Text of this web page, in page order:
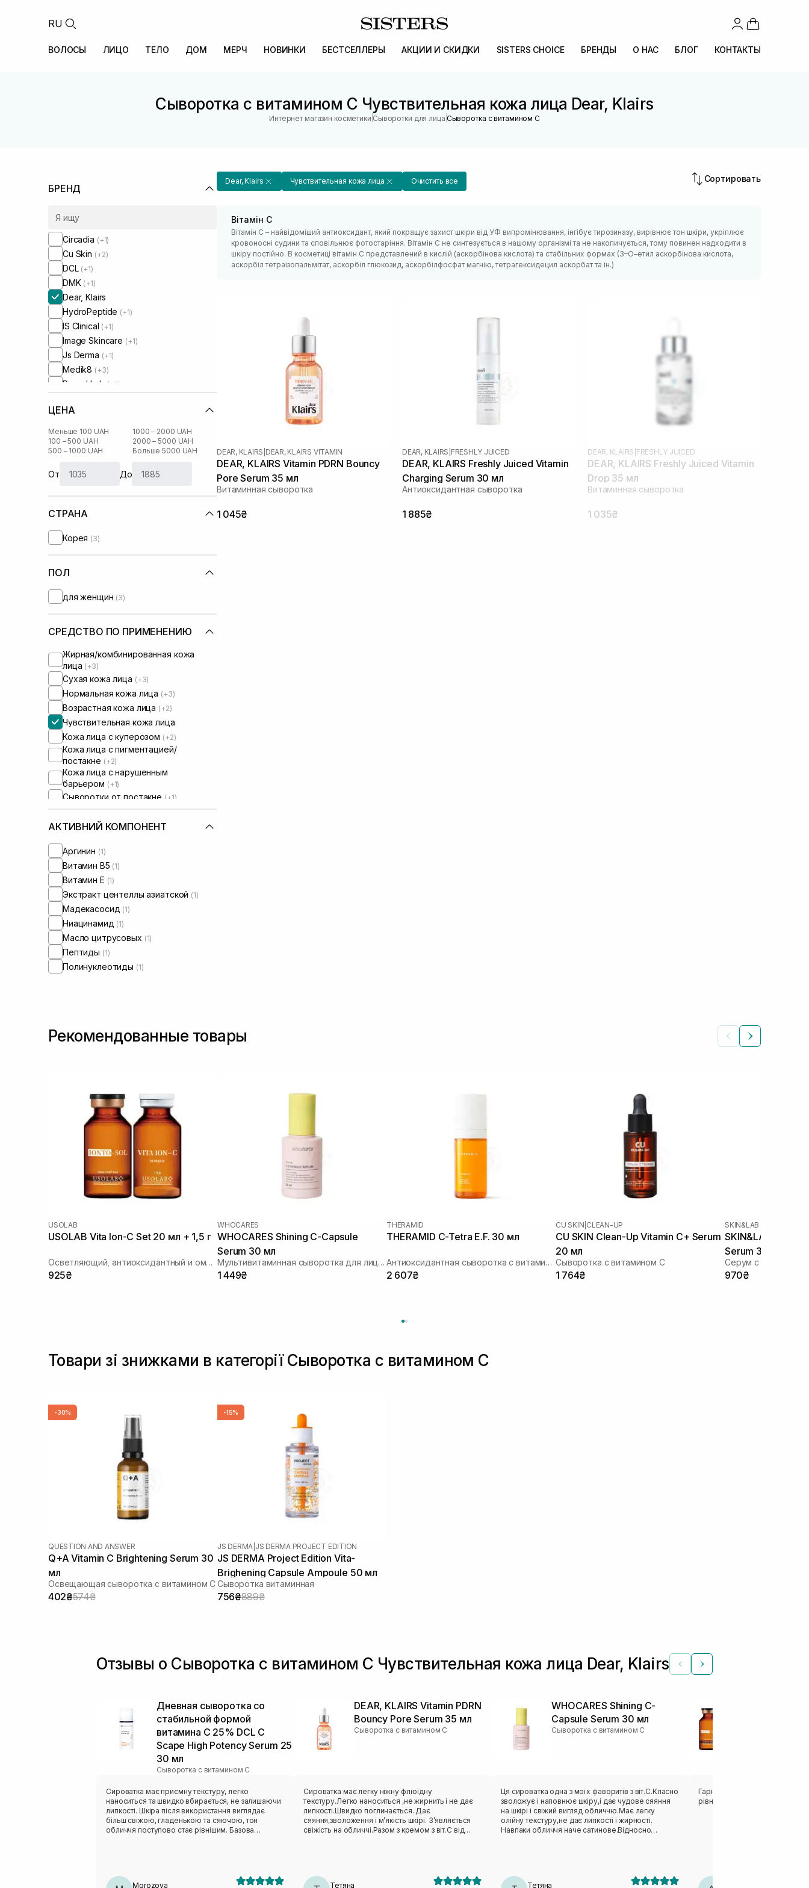
RU
ВОЛОСЫ ЛИЦО ТЕЛО ДОМ МЕРЧ НОВИНКИ БЕСТСЕЛЛЕРЫ АКЦИИ И СКИДКИ SISTERS CHOICE БРЕНДЫ О НАС БЛОГ КОНТАКТЫ
Сыворотка с витамином С Чувствительная кожа лица Dear, Klairs
Интернет магазин косметики |Сыворотки для лица |Сыворотка с витамином С
БРЕНД
Circadia (+1)
Cu Skin (+2)
DCL (+1)
DMK (+1)
Dear, Klairs
HydroPeptide (+1)
IS Clinical (+1)
Image Skincare (+1)
Js Derma (+1)
Medik8 (+3)
Round Lab (+1)
Theramid
Transparent-Lab (+2)
UIQ(+2)
ЦЕНА
Меньше 100 UAH
100 – 500 UAH
500 – 1000 UAH
1000 – 2000 UAH
2000 – 5000 UAH
Больше 5000 UAH
От До
СТРАНА
Корея (3)
ПОЛ
для женщин (3)
СРЕДСТВО ПО ПРИМЕНЕНИЮ
Жирная/комбинированная кожа
лица (+3)
Сухая кожа лица (+3)
Нормальная кожа лица (+3)
Возрастная кожа лица (+2)
Чувствительная кожа лица
Кожа лица с куперозом (+2)
Кожа лица с пигментацией/
постакне (+2)
Кожа лица с нарушенным
барьером (+1)
Сыворотки от постакне (+1)
АКТИВНИЙ КОМПОНЕНТ
Аргинин (1)
Витамин B5 (1)
Витамин Е (1)
Экстракт центеллы азиатской (1)
Мадекасосид (1)
Ниацинамид (1)
Масло цитрусовых (1)
Пептиды (1)
Полинуклеотиды (1)
Dear, Klairs Чувствительная кожа лица Очистить все Сортировать
Вітамін С
Вітамін С – найвідоміший антиоксидант, який покращує захист шкіри від УФ випромінювання, інгібує тирозиназу, вирівнює тон шкіри, укріплює
кровоносні судини та сповільнює фотостаріння. Вітамін С не синтезується в нашому організмі та не накопичується, тому повинен надходити в
шкіру постійно. В косметиці вітамін С представлений в кислій (аскорбінова кислота) та стабільних формах (3–О–етил аскорбінова кислота,
аскорбіл тетраізопальмітат, аскорбіл глюкозид, аскорбілфосфат магнію, тетрагексидецил аскорбат та ін.)
DEAR, KLAIRS DEAR, KLAIRS VITAMIN
DEAR, KLAIRS Vitamin PDRN Bouncy
Pore Serum 35 мл
Витаминная сыворотка
1 045₴
DEAR, KLAIRS FRESHLY JUICED
DEAR, KLAIRS Freshly Juiced Vitamin
Charging Serum 30 мл
Антиоксидантная сыворотка
1 885₴
DEAR, KLAIRS FRESHLY JUICED
DEAR, KLAIRS Freshly Juiced Vitamin
Drop 35 мл
Витаминная сыворотка
1 035₴
Рекомендованные товары
USOLAB
USOLAB Vita Ion-C Set 20 мл + 1,5 г
Осветляющий, антиоксидантный и омолаживающий набор
925₴
WHOCARES
WHOCARES Shining C-Capsule
Serum 30 мл
Мультивитаминная сыворотка для лица с инкапсулированным витамином C
1 449₴
THERAMID
THERAMID C-Tetra E.F. 30 мл
Антиоксидантная сыворотка с витамином C
2 607₴
CU SKIN CLEAN-UP
CU SKIN Clean-Up Vitamin C+ Serum
20 мл
Сыворотка с витамином С
1 764₴
SKIN&LAB
SKIN&LAB
Serum 30 мл
Серум с витамином
970₴
Товари зі знижками в категорії Сыворотка с витамином С
-30%
QUESTION AND ANSWER
Q+A Vitamin C Brightening Serum 30
мл
Освещающая сыворотка с витамином C
402₴574₴
-15%
JS DERMA JS DERMA PROJECT EDITION
JS DERMA Project Edition Vita-
Brighening Capsule Ampoule 50 мл
Сыворотка витаминная
756₴889₴
Отзывы о Сыворотка с витамином С Чувствительная кожа лица Dear, Klairs
Дневная сыворотка со
стабильной формой
витамина С 25% DCL C
Scape High Potency Serum 25
30 мл
Сыворотка с витамином С
Сироватка має приємну текстуру, легко
наноситься та швидко вбирається, не залишаючи
липкості. Шкіра після використання виглядає
більш свіжою, гладенькою та сяючою, тон
обличчя поступово стає рівнішим. Базова
Morozova
DEAR, KLAIRS Vitamin PDRN
Bouncy Pore Serum 35 мл
Сыворотка с витамином С
Сироватка має легку ніжну флюїдну
текстуру.Легко наноситься ,не жирнить і не дає
липкості.Швидко поглинається. Дає
сяяння,зволоження і мʼякість шкірі. Зʼявляється
свіжість на обличчі.Разом з кремом з віт.С від
Тетяна
WHOCARES Shining C-
Capsule Serum 30 мл
Сыворотка с витамином С
Ця сироватка одна з моїх фаворитів з віт.С.Класно
зволожує і наповнює шкіру,і дає чудове сяяння
на шкірі і свіжий вигляд обличчю.Має легку
олійну текстуру,не дає липкості і жирності.
Навпаки обличчя наче сатинове.Відносно
Тетяна
Гарний продукт , приємна
рівний тон